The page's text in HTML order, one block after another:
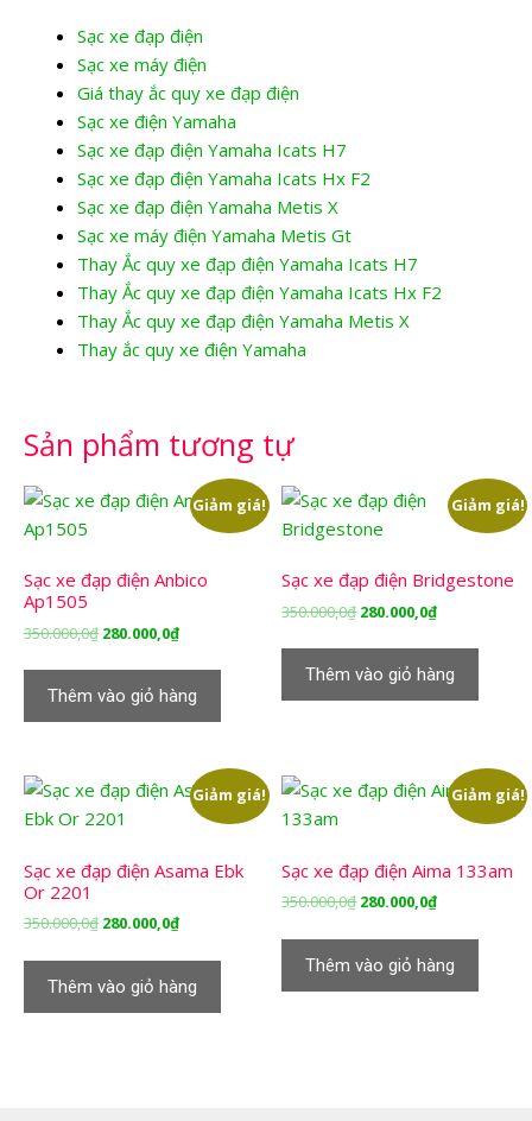
Sạc xe đạp điện
Sạc xe máy điện
Giá thay ắc quy xe đạp điện
Sạc xe điện Yamaha
Sạc xe đạp điện Yamaha Icats H7
Sạc xe đạp điện Yamaha Icats Hx F2
Sạc xe đạp điện Yamaha Metis X
Sạc xe máy điện Yamaha Metis Gt
Thay Ắc quy xe đạp điện Yamaha Icats H7
Thay Ắc quy xe đạp điện Yamaha Icats Hx F2
Thay Ắc quy xe đạp điện Yamaha Metis X
Thay ắc quy xe điện Yamaha
Sản phẩm tương tự
Giảm giá!
Sạc xe đạp điện Anbico
Ap1505
350.000,0₫ Giá
350.000,0₫.
280.000,0₫Giá
là:
280.000,0₫.
Thêm vào giỏ hàng
Giảm giá!
Sạc xe đạp điện Bridgestone
350.000,0₫ Giá
350.000,0₫.
280.000,0₫Giá
là:
280.000,0₫.
Thêm vào giỏ hàng
Giảm giá!
Sạc xe đạp điện Asama Ebk
Or 2201
350.000,0₫ Giá
350.000,0₫.
280.000,0₫Giá
là:
280.000,0₫.
Thêm vào giỏ hàng
Giảm giá!
Sạc xe đạp điện Aima 133am
350.000,0₫ Giá
350.000,0₫.
280.000,0₫Giá
là:
280.000,0₫.
Thêm vào giỏ hàng